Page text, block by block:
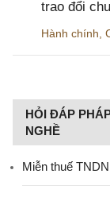
trao đổi
Hành chính
HỎI ĐÁP
NGHỀ
Miễn thuế